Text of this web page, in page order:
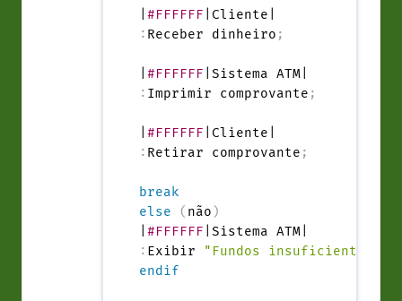
#FFFFFF
: Receber dinheiro ;
#FFFFFF
: Imprimir comprovante ;
#FFFFFF
: Retirar comprovante ;
break
else
( não )
#FFFFFF
: Exibir "Fundos insuficientes"
endif